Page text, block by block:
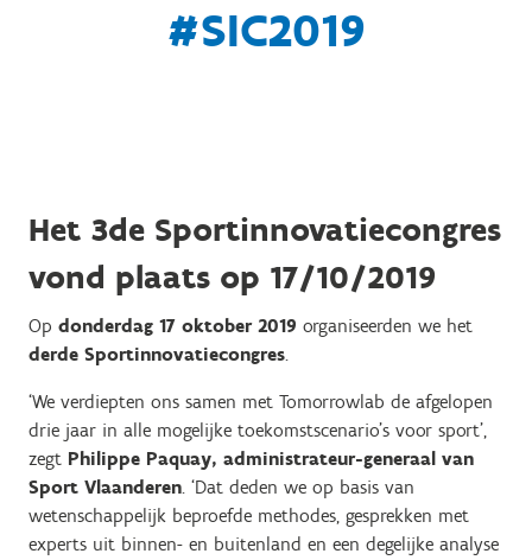
#SIC2019
Het 3de Sportinnovatiecongres
vond plaats op 17/10/2019
Op donderdag 17 oktober 2019 organiseerden we het
derde Sportinnovatiecongres.
‘We verdiepten ons samen met Tomorrowlab de afgelopen
drie jaar in alle mogelijke toekomstscenario’s voor sport’,
zegt Philippe Paquay, administrateur-generaal van
Sport Vlaanderen. ‘Dat deden we op basis van
wetenschappelijk beproefde methodes, gesprekken met
experts uit binnen- en buitenland en een degelijke analyse